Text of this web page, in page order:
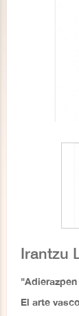
Irantzu
El arte